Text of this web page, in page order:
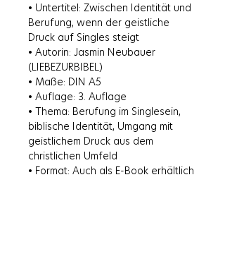
Das ist eine Lüge, der Frauen seit
Jahren Glauben schenken.
Dieses Buch soll zeigen, dass das
Singlesein genauso viel wert ist wie
das Eheleben. Jede Lebensphase
hat ihre Daseinsberechtigung, und
Gott hat eine Berufung für jeden
Single.
• Untertitel: Zwischen Identität und
Berufung, wenn der geistliche
Druck auf Singles steigt
• Autorin: Jasmin Neubauer
(LIEBEZURBIBEL)
• Maße: DIN A5
• Auflage: 3. Auflage
• Thema: Berufung im Singlesein,
biblische Identität, Umgang mit
geistlichem Druck aus dem
christlichen Umfeld
• Format: Auch als E-Book erhältlich